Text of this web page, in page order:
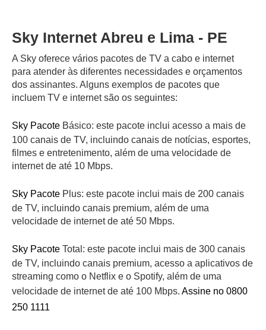
Sky Internet Abreu e Lima - PE
A Sky oferece vários pacotes de TV a cabo e internet
para atender às diferentes necessidades e orçamentos
dos assinantes. Alguns exemplos de pacotes que
incluem TV e internet são os seguintes:
Sky Pacote Básico: este pacote inclui acesso a mais de
100 canais de TV, incluindo canais de notícias, esportes,
filmes e entretenimento, além de uma velocidade de
internet de até 10 Mbps.
Sky Pacote Plus: este pacote inclui mais de 200 canais
de TV, incluindo canais premium, além de uma
velocidade de internet de até 50 Mbps.
Sky Pacote Total: este pacote inclui mais de 300 canais
de TV, incluindo canais premium, acesso a aplicativos de
streaming como o Netflix e o Spotify, além de uma
velocidade de internet de até 100 Mbps. Assine no 0800
250 1111